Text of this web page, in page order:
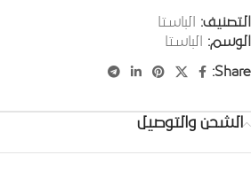
التصنيف:
الباستا
الوسم:
الباستا
Share:
الشحن والتوصيل